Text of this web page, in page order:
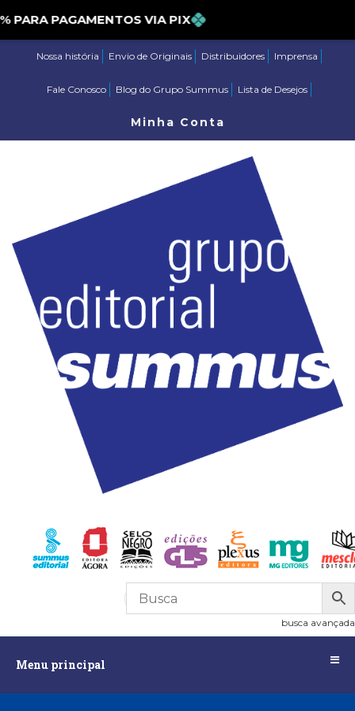
PAGAMENTOS VIA PIX
Nossa história Envio de Originais Distribuidores Imprensa
Fale Conosco Blog do Grupo Summus Lista de Desejos
Minha Conta
R$0,00
busca avançada
Menu principal
principalAssuntos